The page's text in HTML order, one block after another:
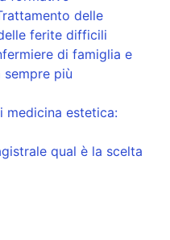
delle
ferite difficili
di famiglia e
più
medicina estetica:
qual è la scelta